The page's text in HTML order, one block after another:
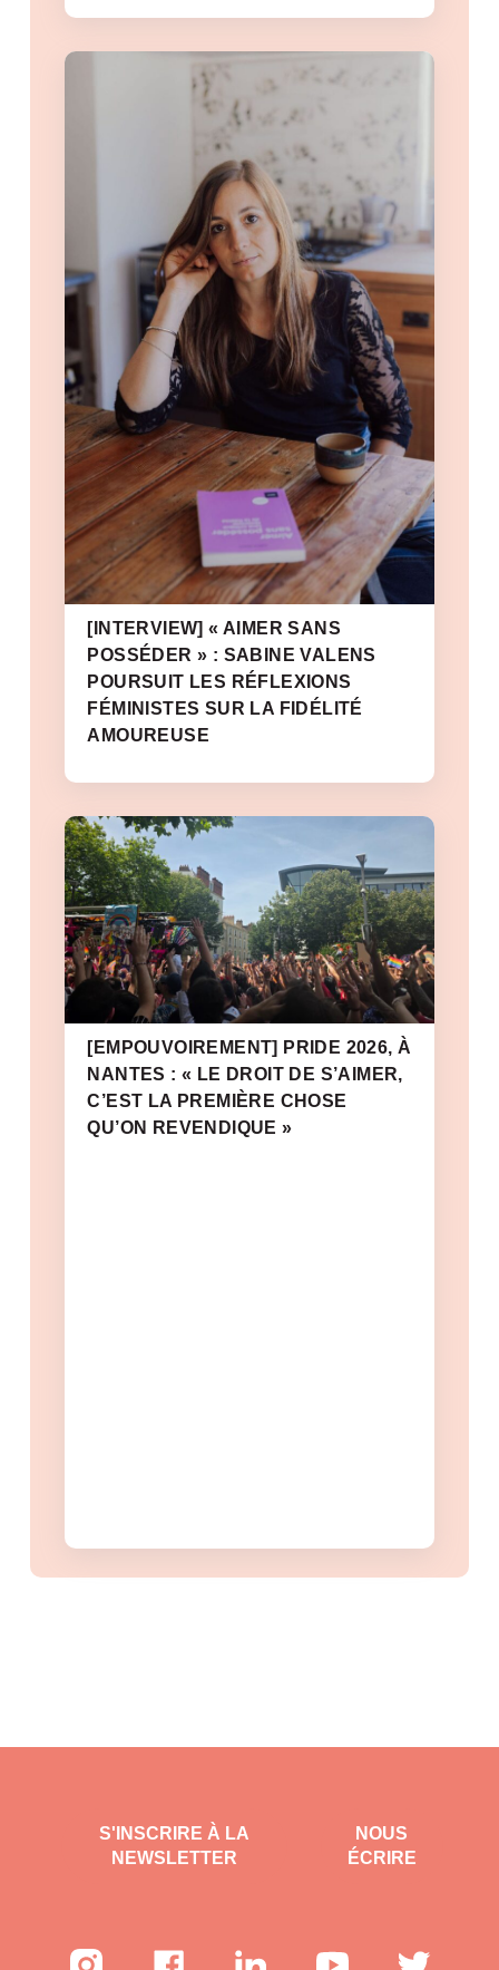
[INTERVIEW] « AIMER SANS
POSSÉDER » : SABINE VALENS
POURSUIT LES RÉFLEXIONS
FÉMINISTES SUR LA FIDÉLITÉ
AMOUREUSE
[EMPOUVOIREMENT] PRIDE 2026, À
NANTES : « LE DROIT DE S’AIMER,
C’EST LA PREMIÈRE CHOSE
QU’ON REVENDIQUE »
S'INSCRIRE À LA
NEWSLETTER
NOUS
ÉCRIRE